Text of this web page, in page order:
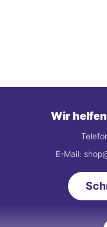
Wir
E-Mail: